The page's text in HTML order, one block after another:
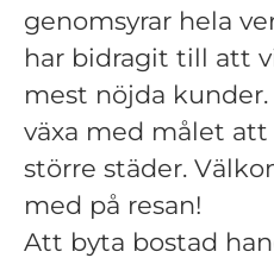
genomsyrar hela
har bidragit till att
mest nöjda
växa med målet att
större städer.
med på resan!
Att byta bostad